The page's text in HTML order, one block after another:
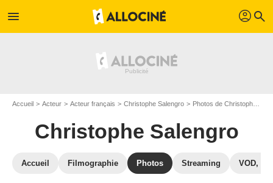
menu profil search
Accueil Acteur Acteur français Christophe Salengro Photos de Christophe Salengro
Christophe Salengro
Accueil Filmographie Photos Streaming VOD,